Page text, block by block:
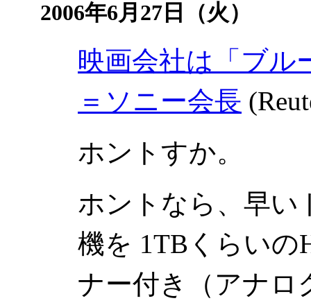
2006年6月27日（火）
映画会社は「ブル
＝ソニー会長
ホントすか。
ホントなら、早い
機を 1TBくらいの
ナー付き（アナロ